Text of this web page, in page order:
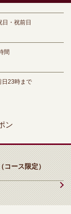
ール
ジンオレンジ/翠
サワー/コークサワ
ロラ
日・祝前日
間
日23時まで
ン
コース限定）